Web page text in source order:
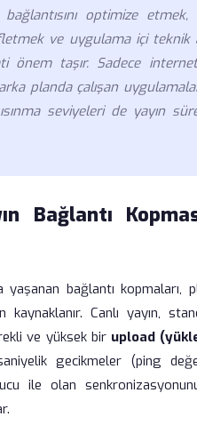
optimize etmek,
ve uygulama içi teknik
önem taşır. Sadece internet
planda çalışan
seviyeleri de yayın
Bağlantı
yaşanan bağlantı kopmaları,
kaynaklanır. Canlı yayın,
ve yüksek bir upload
gecikmeler (ping
ile olan